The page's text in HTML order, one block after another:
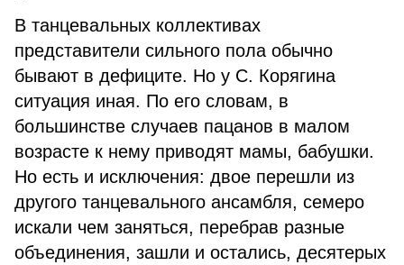
В танцевальных коллективах
представители сильного пола обычно
бывают в дефиците. Но у С. Корягина
ситуация иная. По его словам, в
большинстве слу­чаев пацанов в малом
возрасте к нему приводят мамы, бабушки.
Но есть и исключения: двое пе­решли из
другого танцевально­го ансамбля, семеро
искали чем заняться, перебрав разные
объе­динения, зашли и остались, деся­терых